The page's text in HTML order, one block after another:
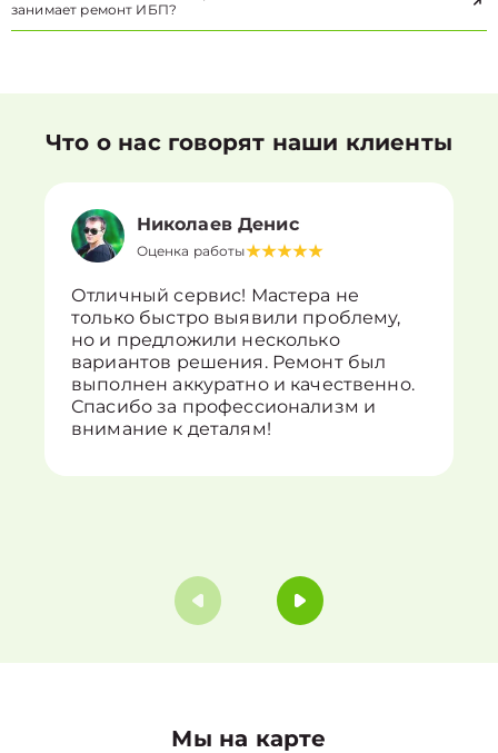
занимает ремонт ИБП?
Что о нас говорят наши клиенты
Николаев Денис
Оценка работы
Отличный сервис! Мастера не
только быстро выявили проблему,
но и предложили несколько
вариантов решения. Ремонт был
выполнен аккуратно и качественно.
Спасибо за профессионализм и
внимание к деталям!
Мы на карте